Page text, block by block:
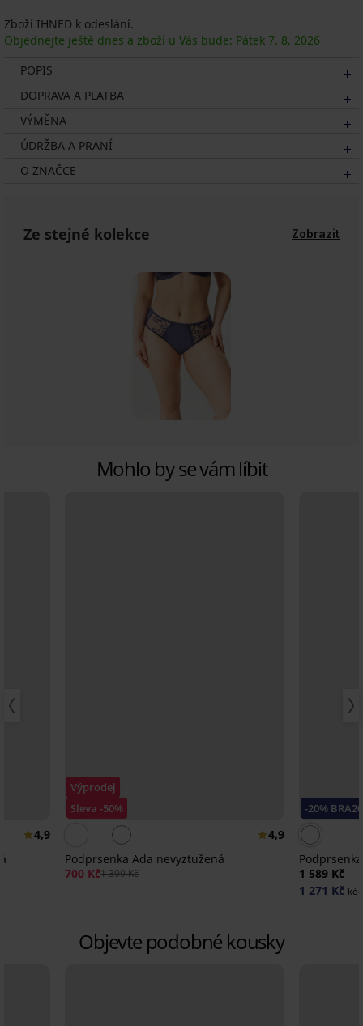
Zboží IHNED k odeslání.
Objednejte ještě dnes a zboží u Vás bude: Pátek 7. 8. 2026
POPIS
DOPRAVA A PLATBA
VÝMĚNA
ÚDRŽBA A PRANÍ
O ZNAČCE
Ze stejné kolekce Zobrazit
Mohlo by se vám líbit
4,9
Výprodej
Sleva -50%
4,9
Podprsenka Ada nevyztužená
700 Kč1 399 Kč
-20% BRA20
1 589 Kč
1 271 Kč
Objevte podobné kousky